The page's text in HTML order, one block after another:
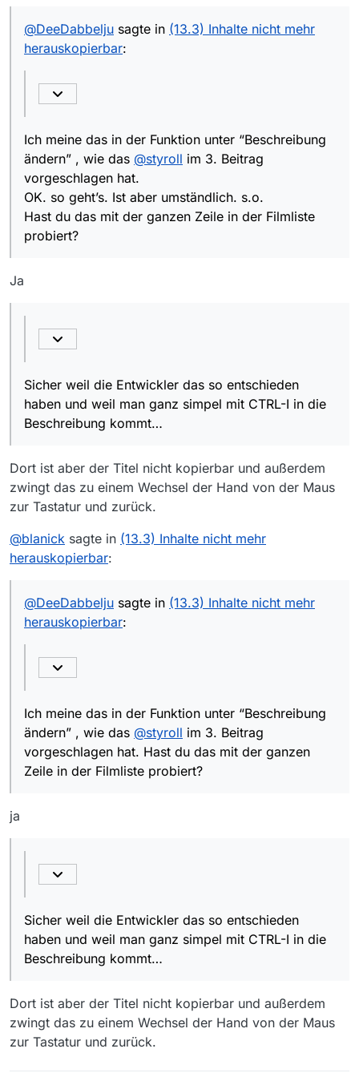
hat. Hast du das mit der ganzen Zeile in der Filmliste
probiert?
Ich verstehe auch nicht, warum das Markieren
und Kopieren im Feld “Beschreibung”, das mit F10
@DeeDabbelju sagte in (13.3) Inhalte nicht mehr
herauskopierbar:
Ich meine das in der Funktion unter “Beschreibung
ändern” , wie das @styroll im 3. Beitrag
vorgeschlagen hat.
OK. so geht’s. Ist aber umständlich. s.o.
Hast du das mit der ganzen Zeile in der Filmliste
probiert?
Ja
Sicher weil die Entwickler das so entschieden
haben und weil man ganz simpel mit CTRL-I in die
Beschreibung kommt…
Dort ist aber der Titel nicht kopierbar und außerdem
zwingt das zu einem Wechsel der Hand von der Maus
zur Tastatur und zurück.
@blanick sagte in (13.3) Inhalte nicht mehr
herauskopierbar:
@DeeDabbelju sagte in (13.3) Inhalte nicht mehr
herauskopierbar:
Ich meine das in der Funktion unter “Beschreibung
ändern” , wie das @styroll im 3. Beitrag
vorgeschlagen hat. Hast du das mit der ganzen
Zeile in der Filmliste probiert?
ja
Sicher weil die Entwickler das so entschieden
haben und weil man ganz simpel mit CTRL-I in die
Beschreibung kommt…
Dort ist aber der Titel nicht kopierbar und außerdem
zwingt das zu einem Wechsel der Hand von der Maus
zur Tastatur und zurück.